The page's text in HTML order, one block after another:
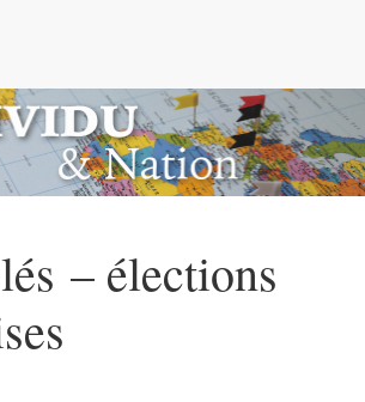
– élections